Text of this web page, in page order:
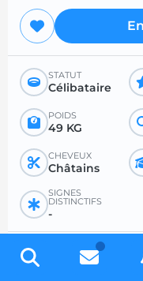
STATUT
Célibataire
POIDS
49 KG
CHEVEUX
Châtains
SIGNES
DISTINCTIFS
-
PROFIL